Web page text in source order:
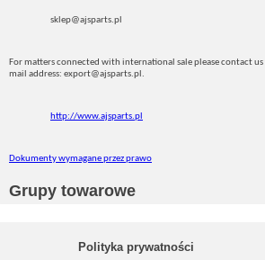
sklep@ajsparts.pl
For matters connected with international sale please contact us
mail address: export@ajsparts.pl.
http://www.ajsparts.pl
Dokumenty wymagane przez prawo
Grupy towarowe
Polityka prywatności